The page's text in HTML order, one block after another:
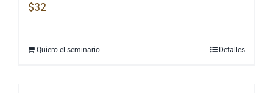
$32
Quiero el seminario Detalles